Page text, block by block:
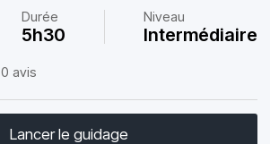
Durée
5h30
Niveau
Intermédiaire
0 avis
Lancer le guidage